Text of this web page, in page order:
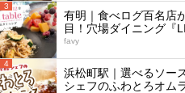
3
有明｜食べログ百名店
目！穴場ダイニング『
favy
4
浜松町駅｜選べるソー
シェフのふわとろオム